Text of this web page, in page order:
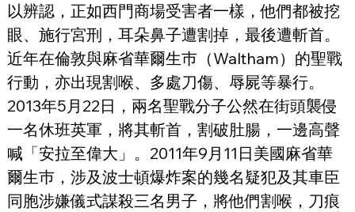
以辨認，正如西門商場受害者一樣，他們都被挖
眼、施行宮刑，耳朵鼻子遭割掉，最後遭斬首。
近年在倫敦與麻省華爾生巿（Waltham）的聖戰
行動，亦出現割喉、多處刀傷、辱屍等暴行。
2013年5月22日，兩名聖戰分子公然在街頭襲侵
一名休班英軍，將其斬首，割破肚腸，一邊高聲
喊「安拉至偉大」。2011年9月11日美國麻省華
爾生巿，涉及波士頓爆炸案的幾名疑犯及其車臣
同胞涉嫌儀式謀殺三名男子，將他們割喉，刀痕